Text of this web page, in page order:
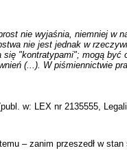
nie wyjaśnia, niemniej w
nie jest jednak w
"kontratypami"; mogą być
(...). W piśmiennictwie
w: LEX nr 2135555,
– zanim przeszedł w